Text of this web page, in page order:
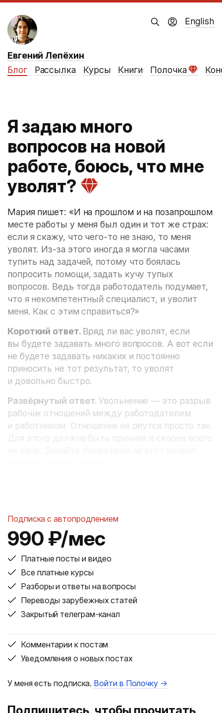
Евгений Лепёхин
Блог
Рассылка Курсы Книги Полочка
English
Я задаю много
вопросов на новой
работе, боюсь, что мне
уволят?
Мария пишет: «И на прошлом и на позапрошлом
месте работы у меня был один и тот же страх:
если я скажу, что чего-то не знаю, то меня
уволят. Из-за этого иногда я могла часами
тупить над задачей, потому что боялась
попросить помощи, задать кучу тупых
вопросов. Ведь тогда работодатель подумает,
что я некомпетентный специалист, и уволит
меня. Как с этим справиться?»
Короткий ответ. Вряд ли вас уволят, если
вы будете задавать много вопросов. А вот если
не будете задавать никаких и постоянно
приносить не тот результат, то уволят
и довольно быстро.
Развёрнутый ответ.Увольнение — это разрыв
рабочих отношений между работодателем
и работником. Отношения не рвутся просто так.
Для этого должна быть причина и скорее всего
Подписка с автопродлением
990 ₽/мес
Платные посты и видео
Все платные курсы
Разборы и ответы на вопросы
Переводы зарубежных статей
Закрытый телеграм-канал
Комментарии к постам
Уведомления о новых постах
У меня есть подписка. Войти в Полочку →